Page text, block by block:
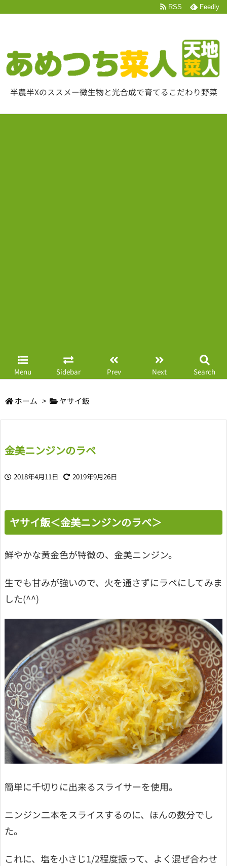
半農半Xのススメー微生物と光合成で育てるこだわり野菜
Menu Sidebar Prev Next Search
RSS Feedly
ホーム > ヤサイ飯
金美ニンジンのラペ
2018年4月11日 2019年9月26日
ヤサイ飯＜金美ニンジンのラペ＞
鮮やかな黄金色が特徴の、金美ニンジン。
生でも甘みが強いので、火を通さずにラペにしてみま
した(^^)
簡単に千切りに出来るスライサーを使用。
ニンジン二本をスライスするのに、ほんの数分でし
た。
これに、塩を小さじ1/2程度振って、よく混ぜ合わせ